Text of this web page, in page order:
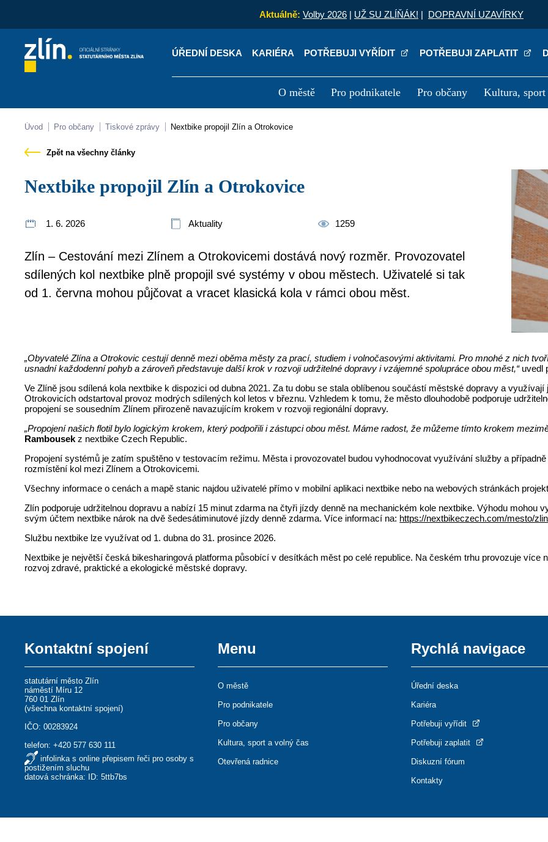
Aktuálně: Volby 2026 | UŽ SU ZLÍŇÁK! | DOPRAVNÍ UZAVÍRKY
ÚŘEDNÍ DESKA KARIÉRA POTŘEBUJI VYŘÍDIT POTŘEBUJI ZAPLATIT
O městě Pro podnikatele Pro občany Kultura, sport
Kontakty Úřední deska
Úvod Pro občany Tiskové zprávy Nextbike propojil Zlín a Otrokovice
Zpět na všechny články
Nextbike propojil Zlín a Otrokovice
1. 6. 2026 Aktuality 1259
Zlín – Cestování mezi Zlínem a Otrokovicemi dostává nový rozměr. Provozovatel
sdílených kol nextbike plně propojil své systémy v obou městech. Uživatelé si tak
od 1. června mohou půjčovat a vracet klasická kola v rámci obou měst.
„Obyvatelé Zlína a Otrokovic cestují denně mezi oběma městy za prací, studiem i volnočasovými aktivitami. Pro mnohé z nich
usnadní každodenní pohyb a zároveň představuje další krok v rozvoji udržitelné dopravy i vzájemné spolupráce obou měst,“uvedl
Ve Zlíně jsou sdílená kola nextbike k dispozici od dubna 2021. Za tu dobu se stala oblíbenou součástí městské dopravy a
Otrokovicích odstartoval provoz modrých sdílených kol letos v březnu. Vzhledem k tomu, že město dlouhodobě podporuje
propojení se sousedním Zlínem přirozeně navazujícím krokem v rozvoji regionální dopravy.
„Propojení našich flotil bylo logickým krokem, který podpořili i zástupci obou měst. Máme radost, že můžeme tímto krokem
Rambousek z nextbike Czech Republic.
Propojení systémů je zatím spuštěno v testovacím režimu. Města i provozovatel budou vyhodnocovat využívání služby a
rozmístění kol mezi Zlínem a Otrokovicemi.
Všechny informace o cenách a mapě stanic najdou uživatelé přímo v mobilní aplikaci nextbike nebo na webových stránkách
Zlín podporuje udržitelnou dopravu a nabízí 15 minut zdarma na čtyři jízdy denně na mechanickém kole nextbike. Výhodu mohou
svým účtem nextbike nárok na dvě šedesátiminutové jízdy denně zdarma. Více informací na: https://nextbikeczech.com/mesto/
Službu nextbike lze využívat od 1. dubna do 31. prosince 2026.
Nextbike je největší česká bikesharingová platforma působící v desítkách měst po celé republice. Na českém trhu provozuje více
rozvoj zdravé, praktické a ekologické městské dopravy.
Kontaktní spojení
statutární město Zlín
náměstí Míru 12
760 01 Zlín
(všechna kontaktní spojení)
IČO: 00283924
telefon:+420 577 630 111
infolinka s online přepisem řeči pro osoby s
postižením sluchu
datová schránka: ID: 5ttb7bs
Menu
O městě
Pro podnikatele
Pro občany
Kultura, sport a volný čas
Otevřená radnice
Rychlá navigace
Úřední deska
Kariéra
Potřebuji vyřídit
Potřebuji zaplatit
Diskuzní fórum
Kontakty